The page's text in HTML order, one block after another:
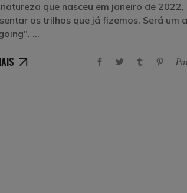
que nasceu em janeiro de 2022,
os trilhos que já fizemos. Será um